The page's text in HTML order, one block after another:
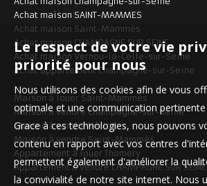
Achat maison SAINT-MAMMES
Achat maison Saint-Mammès
Achat maison CHAMPAGNE SUR SEINE
Achat maison Vernou-la-Celle-sur-Seine
Achat appartement Champagne-sur-Seine
Maison à louer Saint-Mammès
Maison à vendre Champagne-sur-Seine
Maison à vendre Héricy
Maison à vendre Saint-Mammès
Appartement à louer Thomery
Appartement à vendre CHAMPAGNE SUR SEINE
Le respect de votre vie
priorité pour nous
Nous utilisons des cookies afin de vous
optimale et une communication
Grace à ces technologies, nous pouvons
contenu en rapport avec vos centres
permettent également d'améliorer la
la convivialité de notre site internet. Nous